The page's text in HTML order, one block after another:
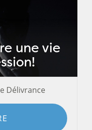
une vie
Délivrance